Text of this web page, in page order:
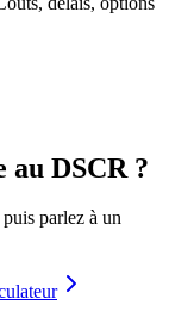
DSCR ?
parlez à un